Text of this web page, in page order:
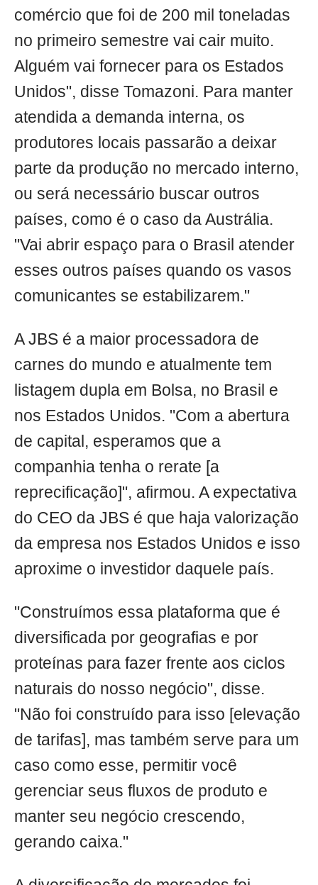
comércio que foi de 200 mil toneladas
no primeiro semestre vai cair muito.
Alguém vai fornecer para os Estados
Unidos", disse Tomazoni. Para manter
atendida a demanda interna, os
produtores locais passarão a deixar
parte da produção no mercado interno,
ou será necessário buscar outros
países, como é o caso da Austrália.
"Vai abrir espaço para o Brasil atender
esses outros países quando os vasos
comunicantes se estabilizarem."
A JBS é a maior processadora de
carnes do mundo e atualmente tem
listagem dupla em Bolsa, no Brasil e
nos Estados Unidos. "Com a abertura
de capital, esperamos que a
companhia tenha o rerate [a
reprecificação]", afirmou. A expectativa
do CEO da JBS é que haja valorização
da empresa nos Estados Unidos e isso
aproxime o investidor daquele país.
"Construímos essa plataforma que é
diversificada por geografias e por
proteínas para fazer frente aos ciclos
naturais do nosso negócio", disse.
"Não foi construído para isso [elevação
de tarifas], mas também serve para um
caso como esse, permitir você
gerenciar seus fluxos de produto e
manter seu negócio crescendo,
gerando caixa."